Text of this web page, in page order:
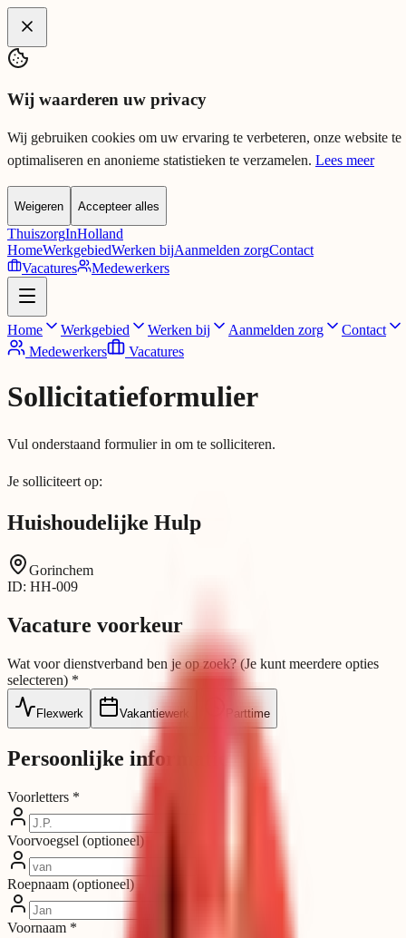
Spring naar hoofdinhoud
Wij waarderen uw privacy
Wij gebruiken cookies om uw ervaring te verbeteren, onze website te
optimaliseren en anonieme statistieken te verzamelen. Lees meer
Weigeren Accepteer alles
ThuiszorgInHolland
HomeWerkgebiedWerken bijAanmelden zorgContact
Vacatures
Medewerkers
Home Werkgebied Werken bij Aanmelden zorg
Contact
Medewerkers
Vacatures
Sollicitatieformulier
Vul onderstaand formulier in om te solliciteren.
Je solliciteert op:
Huishoudelijke Hulp
Gorinchem
ID: HH-009
Vacature voorkeur
Wat voor dienstverband ben je op zoek?(Je kunt meerdere opties
selecteren) *
Flexwerk Vakantiewerk Parttime
Persoonlijke informatie
Voorletters *
Voorvoegsel (optioneel)
Roepnaam (optioneel)
Voornaam *